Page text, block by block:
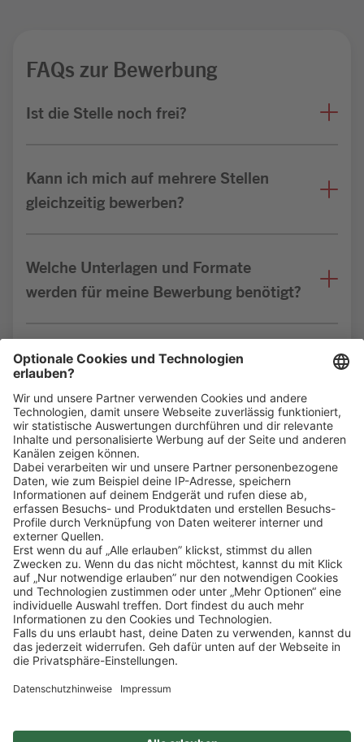
FAQs zur Bewerbung
Ist die Stelle noch frei?
Kann ich mich auf mehrere Stellen
gleichzeitig bewerben?
Welche Unterlagen und Formate
werden für meine Bewerbung benötigt?
Bin ich für die Stelle geeignet?
Klickehier, um alle offenen Jobs zu sehen.
Impressum Datenschutz
Privatsphäre-Einstellungen
FAQ
Veranstaltungen
Sitemap